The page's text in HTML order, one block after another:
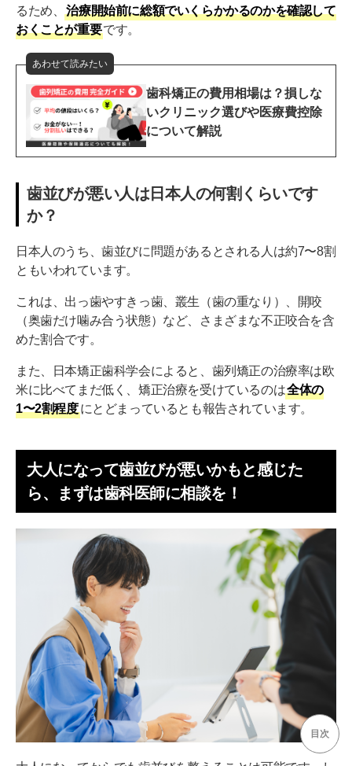
るため、
治療開始前に総額でいくらかかるのかを確認して
おくことが重要です。
あわせて読みたい
歯科矯正の費用相場は？損しな
いクリニック選びや医療費控除
について解説
歯並びが悪い人は日本人の何割くらいです
か？
日本人のうち、歯並びに問題があるとされる人は約7〜8割
ともいわれています。
これは、出っ歯やすきっ歯、叢生（歯の重なり）、開咬
（奥歯だけ噛み合う状態）など、さまざまな不正咬合を含
めた割合です。
また、日本矯正歯科学会によると、歯列矯正の治療率は欧
米に比べてまだ低く、矯正治療を受けているのは全体の
1〜2割程度にとどまっているとも報告されています。
大人になって歯並びが悪いかもと感じた
ら、まずは歯科医師に相談を！
目次